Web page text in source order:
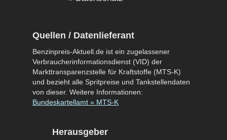
Quellen / Datenlieferant
Benzinpreis-Aktuell.de ist ein zugelassener
Verbraucherinformationsdienst (VID) der
Markttransparenzstelle für Kraftstoffe (MTS-K)
und bezieht alle Spritpreise und Tankstellendaten
von dieser. Weitere Informationen:
Bundeskartellamt » MTS-K
Herausgeber